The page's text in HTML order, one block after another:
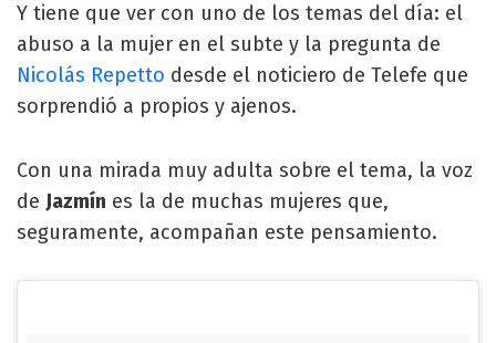
Y tiene que ver con uno de los temas del día: el
abuso a la mujer en el subte y la pregunta de
Nicolás Repetto desde el noticiero de Telefe que
sorprendió a propios y ajenos.
Con una mirada muy adulta sobre el tema, la voz
de Jazmín es la de muchas mujeres que,
seguramente, acompañan este pensamiento.